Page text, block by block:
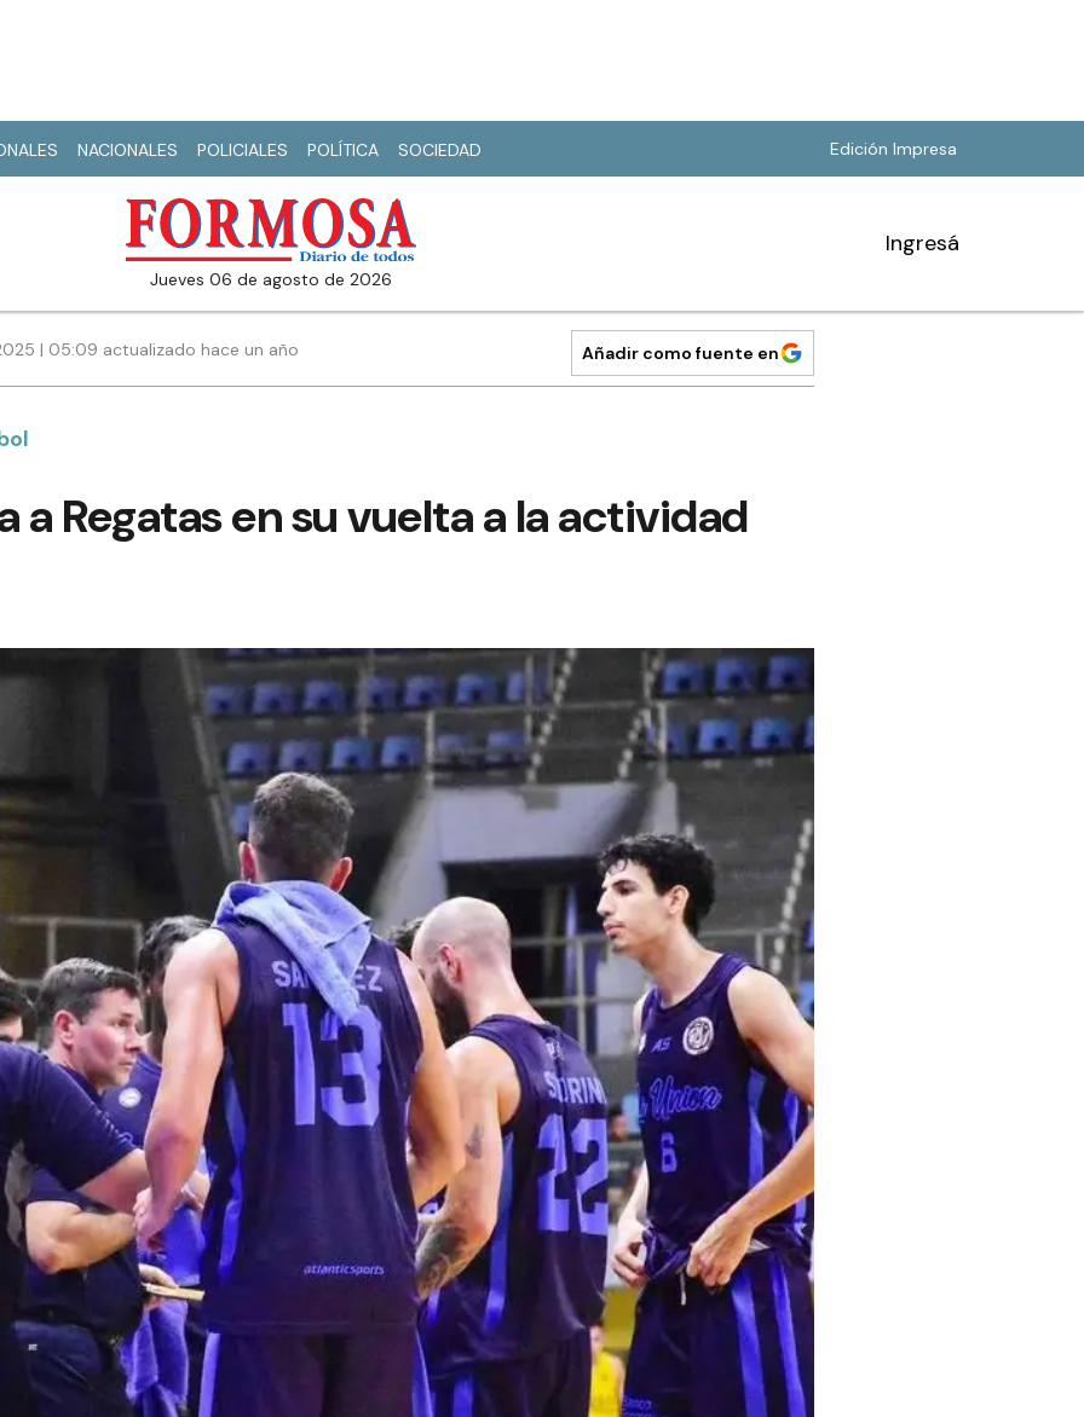
NACIONALES POLICIALES POLÍTICA SOCIEDAD Edición Impresa
jueves 06 de agosto de 2026
Ingresá
| 05:09 actualizado hace un año Añadir como fuente en
a Regatas en su vuelta a la actividad